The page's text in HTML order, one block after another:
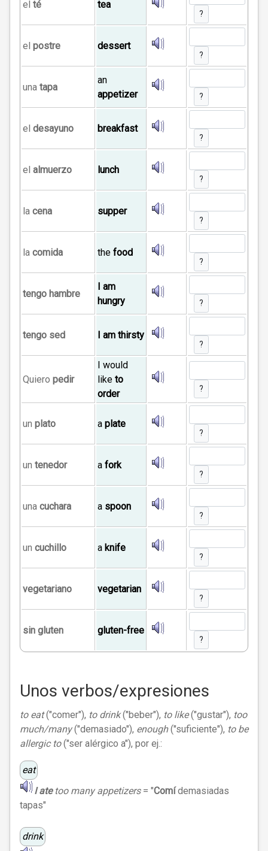
el té tea
?
el postre dessert
?
una tapa
an
appetizer
?
el desayuno breakfast
?
el almuerzo lunch
?
la cena supper
?
la comida the food
?
tengo hambre
I am
hungry
?
tengo sed I am thirsty
?
Quiero pedir
I would
like to
order
?
un plato a plate
?
un tenedor a fork
?
una cuchara a spoon
?
un cuchillo a knife
?
vegetariano vegetarian
?
sin gluten gluten-free
?
Unos verbos/expresiones
to eat("comer"), to drink("beber"), to like("gustar"), too
much/many("demasiado"), enough("suficiente"), to be
allergic to("ser alérgico a"), por ej.:
eat
Iate too many appetizers= "Comídemasiadas
tapas"
drink